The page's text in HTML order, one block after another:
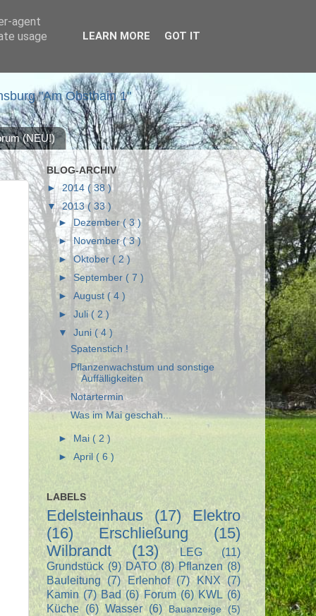
"Am Obsthain 1"
(NEU!)
BLOG-ARCHIV
►2014 ( 38 )
▼2013( 33 )
►Dezember( 3 )
►November( 3 )
►Oktober ( 2 )
► September ( 7 )
►August ( 4 )
►Juli( 2 )
▼Juni ( 4 )
Spatenstich !
Pflanzenwachstum und sonstige
Auffälligkeiten
Notartermin
Was im Mai geschah...
► Mai( 2 )
►April( 6 )
LABELS
Edelsteinhaus (17)
Elektro
(16)
Erschließung
(15)
Wilbrandt
(13) LEG
(11)
Grundstück (9) DATO (8) Pflanzen (8)
Bauleitung (7) Erlenhof (7) KNX (7)
Kamin (7) Bad (6) Forum (6) KWL (6)
Küche (6) Wasser (6) Bauanzeige (5)
agent
usage
LEARN MORE GOT IT